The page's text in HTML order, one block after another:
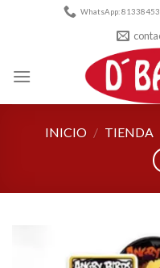
WhatsApp:
INICIO / TIENDA